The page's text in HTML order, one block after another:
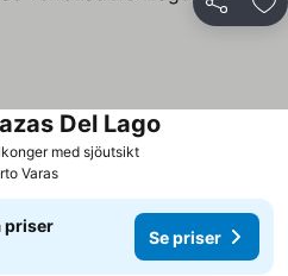
Dela
med sjöutsikt
Del Lago
Varas
priser
Se priser